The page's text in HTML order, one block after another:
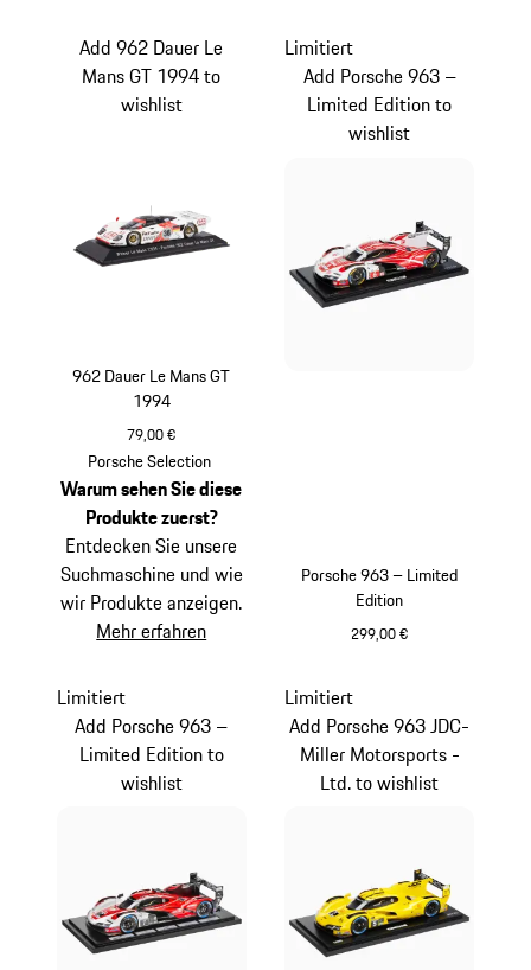
962 Dauer Le Mans GT
1994
79,00 €
mehrfarbig
Add 962 Dauer Le
Mans GT 1994 to
wishlist
Porsche Selection
Warum sehen Sie diese
Produkte zuerst?
Entdecken Sie unsere
Suchmaschine und wie
wir Produkte anzeigen.
Mehr erfahren
Porsche 963 – Limited
Edition
299,00 €
Limitiert
Add Porsche 963 –
Limited Edition to
wishlist
Limitiert
Add Porsche 963 –
Limited Edition to
wishlist
Limitiert
Add Porsche 963 JDC-
Miller Motorsports -
Ltd. to wishlist